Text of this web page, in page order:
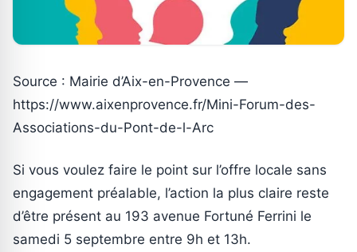
Source : Mairie d’Aix-en-Provence —
https://www.aixenprovence.fr/Mini-Forum-des-
Associations-du-Pont-de-l-Arc
Si vous voulez faire le point sur l’offre locale sans
engagement préalable, l’action la plus claire reste
d’être présent au 193 avenue Fortuné Ferrini le
samedi 5 septembre entre 9h et 13h.